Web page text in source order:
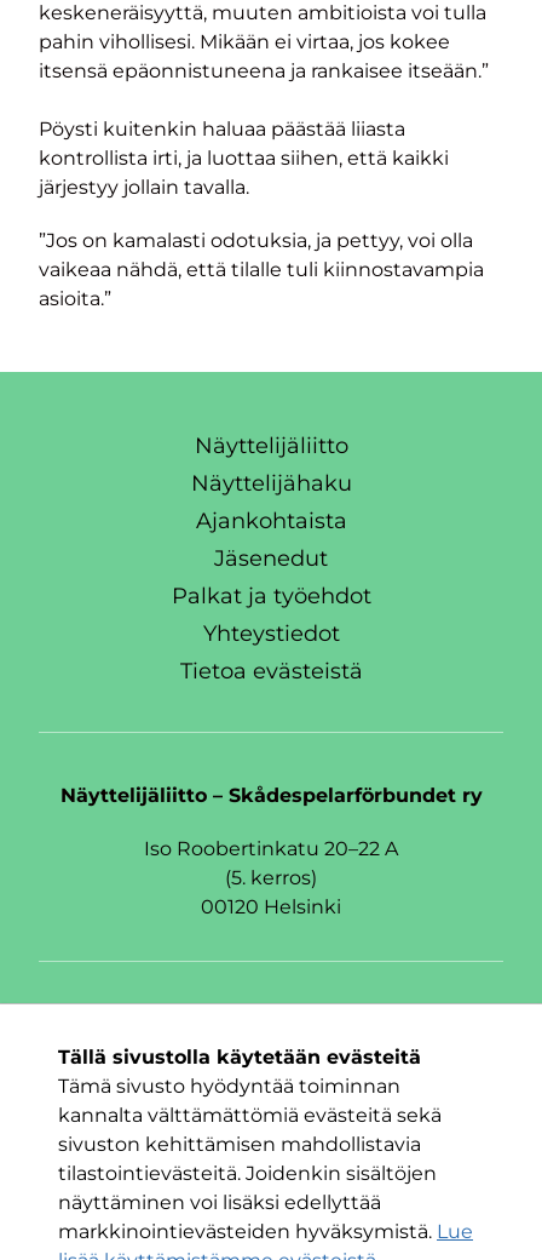
Tällä sivustolla käytetään evästeitä
Tämä sivusto hyödyntää toiminnan
kannalta välttämättömiä evästeitä sekä
sivuston kehittämisen mahdollistavia
tilastointievästeitä. Joidenkin sisältöjen
näyttäminen voi lisäksi edellyttää
markkinointievästeiden hyväksymistä. Lue
keskeneräisyyttä, muuten ambitioista voi tulla
pahin vihollisesi. Mikään ei virtaa, jos kokee
itsensä epäonnistuneena ja rankaisee itseään.”
Pöysti kuitenkin haluaa päästää liiasta
kontrollista irti, ja luottaa siihen, että kaikki
järjestyy jollain tavalla.
”Jos on kamalasti odotuksia, ja pettyy, voi olla
vaikeaa nähdä, että tilalle tuli kiinnostavampia
asioita.”
Näyttelijäliitto
Näyttelijähaku
Ajankohtaista
Jäsenedut
Palkat ja työehdot
Yhteystiedot
Tietoa evästeistä
Näyttelijäliitto – Skådespelarförbundet ry
Iso Roobertinkatu 20–22 A
(5. kerros)
00120 Helsinki
Facebook
TwitterInstagram